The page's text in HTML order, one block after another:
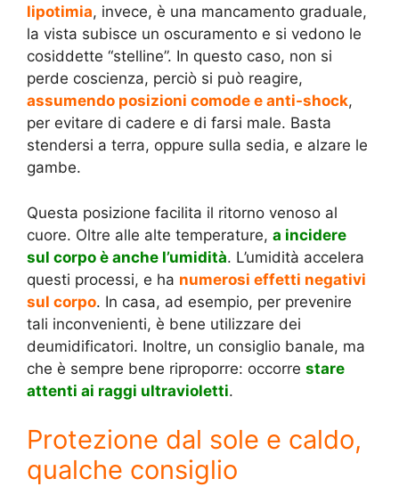
lipotimia, invece, è una mancamento graduale,
la vista subisce un oscuramento e si vedono le
cosiddette “stelline”. In questo caso, non si
perde coscienza, perciò si può reagire,
assumendo posizioni comode e anti-shock,
per evitare di cadere e di farsi male. Basta
stendersi a terra, oppure sulla sedia, e alzare le
gambe.
Questa posizione facilita il ritorno venoso al
cuore. Oltre alle alte temperature, a incidere
sul corpo è anche l’umidità. L’umidità accelera
questi processi, e ha numerosi effetti negativi
sul corpo. In casa, ad esempio, per prevenire
tali inconvenienti, è bene utilizzare dei
deumidificatori. Inoltre, un consiglio banale, ma
che è sempre bene riproporre: occorre stare
attenti ai raggi ultravioletti.
Protezione dal sole e caldo,
qualche consiglio